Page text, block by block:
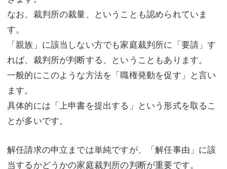
なお、裁判所の裁量、ということも認められていま
す。
「親族」に該当しない方でも家庭裁判所に「要請」す
れば、裁判所が判断する、ということもあります。
一般的にこのような方法を「職権発動を促す」と言い
ます。
具体的には「上申書を提出する」という形式を取るこ
とが多いです。
解任請求の申立までは単純ですが、「解任事由」に該
当するかどうかの家庭裁判所の判断が重要です。